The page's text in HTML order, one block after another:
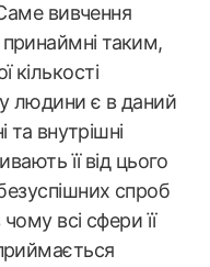
вивчення
таким,
кількості
у людини є в даний
та внутрішні
її від цього
спроб
всі сфери її